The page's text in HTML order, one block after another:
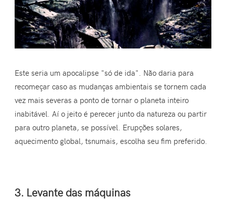
Este seria um apocalipse "só de ida". Não daria para
recomeçar caso as mudanças ambientais se tornem cada
vez mais severas a ponto de tornar o planeta inteiro
inabitável. Aí o jeito é perecer junto da natureza ou partir
para outro planeta, se possível. Erupções solares,
aquecimento global, tsnumais, escolha seu fim preferido.
3. Levante das máquinas